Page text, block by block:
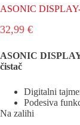
ASONIC
32,99 €
ASONIC
čistač
Digitalni
Podesiva
Na zalihi